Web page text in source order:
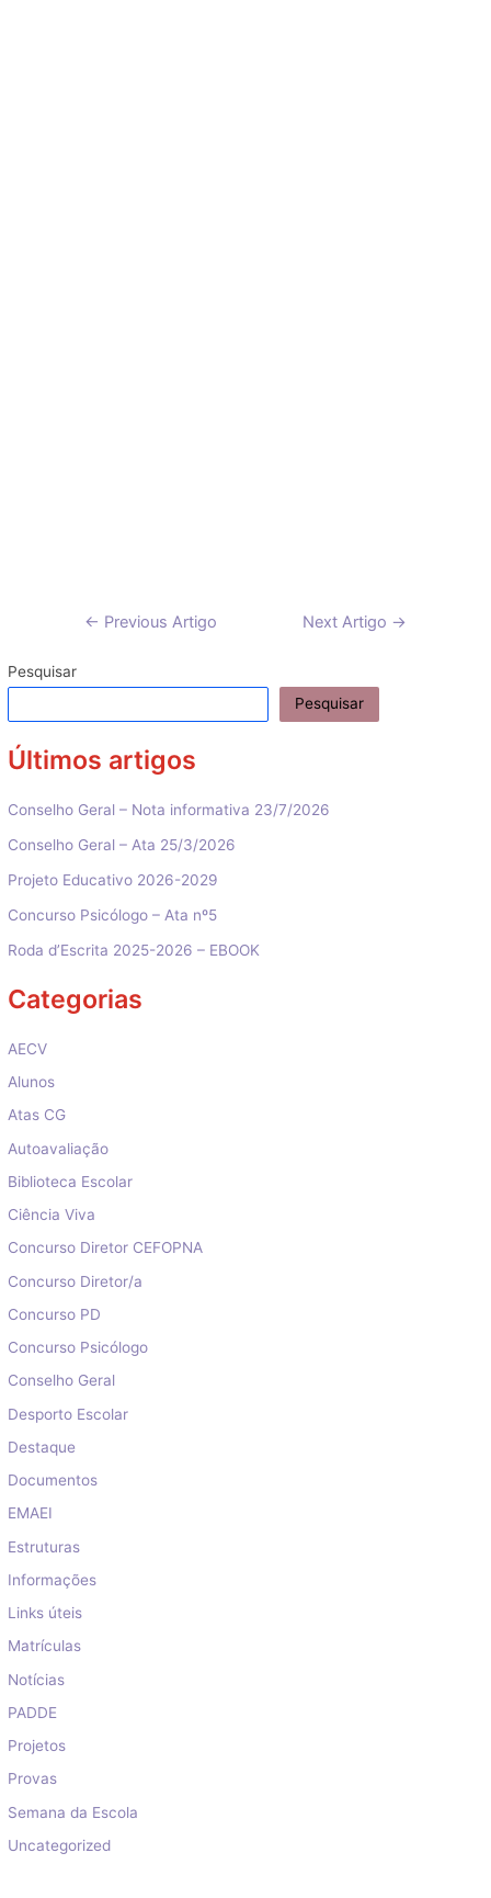
Navegação
artigos
← Previous Artigo Next Artigo →
Pesquisar
Pesquisar
Últimos artigos
Conselho Geral – Nota informativa 23/7/2026
Conselho Geral – Ata 25/3/2026
Projeto Educativo 2026-2029
Concurso Psicólogo – Ata nº5
Roda d’Escrita 2025-2026 – EBOOK
Categorias
AECV
Alunos
Atas CG
Autoavaliação
Biblioteca Escolar
Ciência Viva
Concurso Diretor CEFOPNA
Concurso Diretor/a
Concurso PD
Concurso Psicólogo
Conselho Geral
Desporto Escolar
Destaque
Documentos
EMAEI
Estruturas
Informações
Links úteis
Matrículas
Notícias
PADDE
Projetos
Provas
Semana da Escola
Uncategorized